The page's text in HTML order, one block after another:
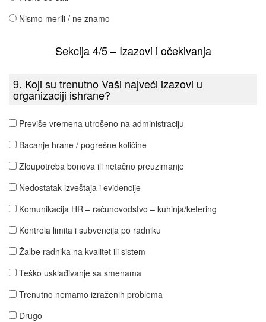
Nismo merili / ne znamo
Sekcija 4/5 – Izazovi i očekivanja
9. Koji su trenutno Vaši najveći izazovi u
organizaciji ishrane?
Previše vremena utrošeno na administraciju
Bacanje hrane / pogrešne količine
Zloupotreba bonova ili netačno preuzimanje
Nedostatak izveštaja i evidencije
Komunikacija HR – računovodstvo – kuhinja/ketering
Kontrola limita i subvencija po radniku
Žalbe radnika na kvalitet ili sistem
Teško usklađivanje sa smenama
Trenutno nemamo izraženih problema
Drugo